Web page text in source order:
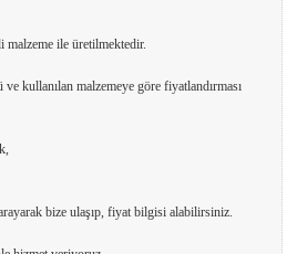
ile üretilmektedir.
ve kullanılan malzemeye göre fiyatlandırması
bize ulaşıp, fiyat bilgisi alabilirsiniz.